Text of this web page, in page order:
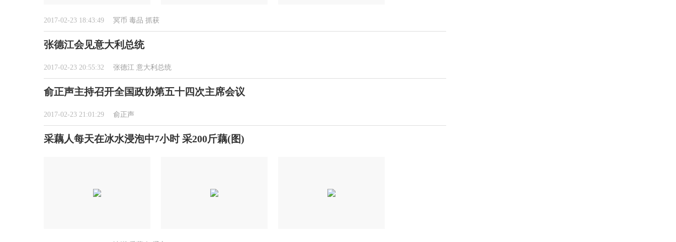
2017-02-23 18:43:49 冥币 毒品 抓获
张德江会见意大利总统
2017-02-23 20:55:32 张德江 意大利总统
俞正声主持召开全国政协第五十四次主席会议
2017-02-23 21:01:29 俞正声
采藕人每天在冰水浸泡中7小时 采200斤藕(图)